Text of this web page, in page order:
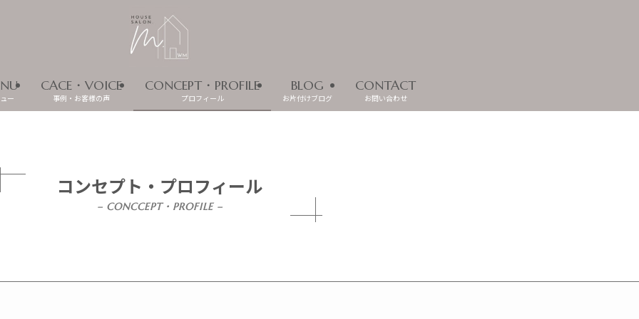
ー
CACE・VOICE
事例・お客様の声
CONCEPT・PROFILE
プロフィール
BLOG
お片付けブログ
CONTACT
お問い合わせ
コンセプト・プロフィール
– CONCCEPT・PROFILE –